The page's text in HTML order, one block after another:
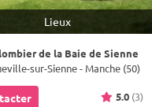
Lieux
de la Baie de Sienne
sur-Sienne - Manche (50)
5.0 (3)